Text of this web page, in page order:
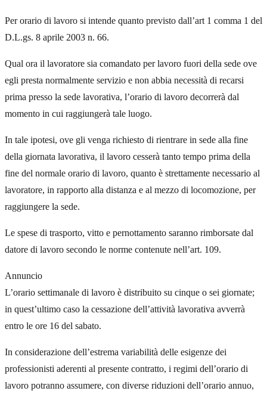
Per orario di lavoro si intende quanto previsto dall’art 1 comma 1 del
D.L.gs. 8 aprile 2003 n. 66.
Qual ora il lavoratore sia comandato per lavoro fuori della sede ove
egli presta normalmente servizio e non abbia necessità di recarsi
prima presso la sede lavorativa, l’orario di lavoro decorrerà dal
momento in cui raggiungerà tale luogo.
In tale ipotesi, ove gli venga richiesto di rientrare in sede alla fine
della giornata lavorativa, il lavoro cesserà tanto tempo prima della
fine del normale orario di lavoro, quanto è strettamente necessario al
lavoratore, in rapporto alla distanza e al mezzo di locomozione, per
raggiungere la sede.
Le spese di trasporto, vitto e pernottamento saranno rimborsate dal
datore di lavoro secondo le norme contenute nell’art. 109.
Annuncio
L’orario settimanale di lavoro è distribuito su cinque o sei giornate;
in quest’ultimo caso la cessazione dell’attività lavorativa avverrà
entro le ore 16 del sabato.
In considerazione dell’estrema variabilità delle esigenze dei
professionisti aderenti al presente contratto, i regimi dell’orario di
lavoro potranno assumere, con diverse riduzioni dell’orario annuo,